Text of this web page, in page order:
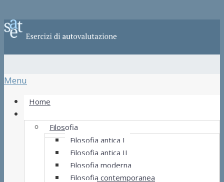
Menu
Home
Filosofia
Filosofia antica I
Filosofia antica II
Filosofia moderna
Filosofia contemporanea